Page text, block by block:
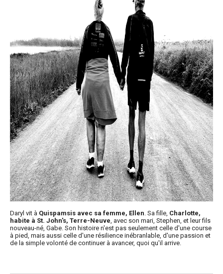
Daryl vit à Quispamsis avec sa femme, Ellen. Sa fille, Charlotte,
habite à St. John's, Terre-Neuve, avec son mari, Stephen, et leur fils
nouveau-né, Gabe. Son histoire n'est pas seulement celle d'une course
à pied, mais aussi celle d'une résilience inébranlable, d'une passion et
de la simple volonté de continuer à avancer, quoi qu'il arrive.